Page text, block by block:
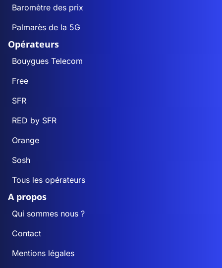
Baromètre des prix
Palmarès de la 5G
Opérateurs
Bouygues Telecom
Free
SFR
RED by SFR
Orange
Sosh
Tous les opérateurs
A propos
Qui sommes nous ?
Contact
Mentions légales